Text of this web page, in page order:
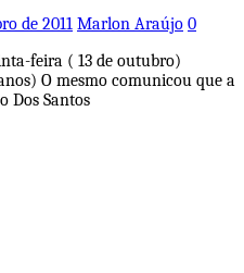
de 2011 Marlon Araújo 0
feira ( 13 de outubro)
O mesmo comunicou que a
Dos Santos